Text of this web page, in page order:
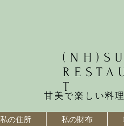
T
甘美で楽しい料
私の住所 私の財布